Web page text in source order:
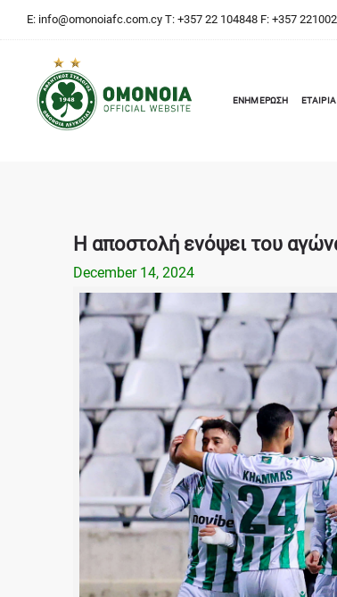
E: info@omonoiafc.com.cy T: +357 22 104848 F: +357
ΕΝΗΜΕΡΩΣΗ ΕΤΑΙΡΙΑ
Η αποστολή ενόψει του
December 14, 2024